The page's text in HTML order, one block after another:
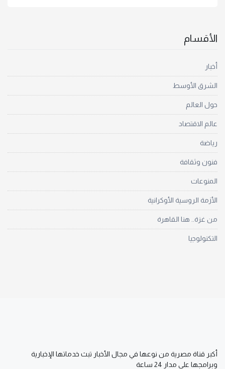
الأقسام
أخبار
الشرق الأوسط
حول العالم
عالم الاقتصاد
رياضة
فنون وثقافة
المنوعات
الأزمة الروسية الأوكرانية
من غزة.. هنا القاهرة
التكنولوجيا
أكبر قناة مصرية من نوعها في مجال الأخبار تبث خدماتها الإخبارية
وبرامجها على مدار 24 ساعة